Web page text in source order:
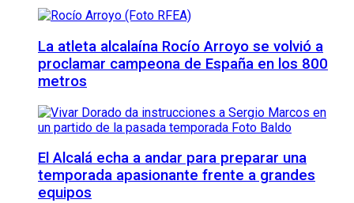
La atleta alcalaína Rocío Arroyo se volvió a
proclamar campeona de España en los 800
metros
El Alcalá echa a andar para preparar una
temporada apasionante frente a grandes
equipos